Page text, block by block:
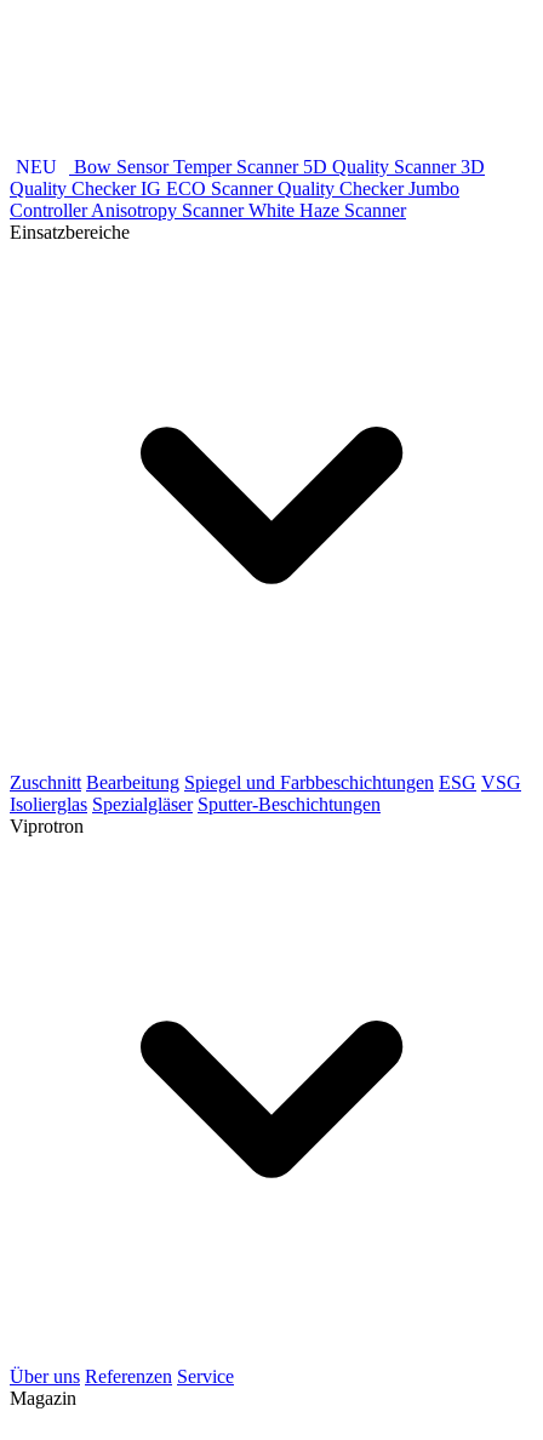
NEU Bow SensorTemper Scanner 5D Quality Scanner 3D
Quality Checker IG ECO ScannerQuality CheckerJumbo
ControllerAnisotropy ScannerWhite Haze Scanner
Einsatzbereiche
Zuschnitt Bearbeitung Spiegel und Farbbeschichtungen ESG VSG
Isolierglas Spezialgläser Sputter-Beschichtungen
Viprotron
Über uns Referenzen Service
Magazin